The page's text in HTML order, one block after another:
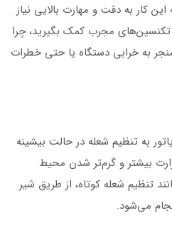
کار به دقت و مهارت بالایی نیاز
مجرب کمک بگیرید، چرا
به خرابی دستگاه یا حتی خطرات
به تنظیم شعله در حالت بیشینه
بیشتر و گرم‌تر شدن محیط
تنظیم شعله کوتاه، از طریق شیر
می‌شود.